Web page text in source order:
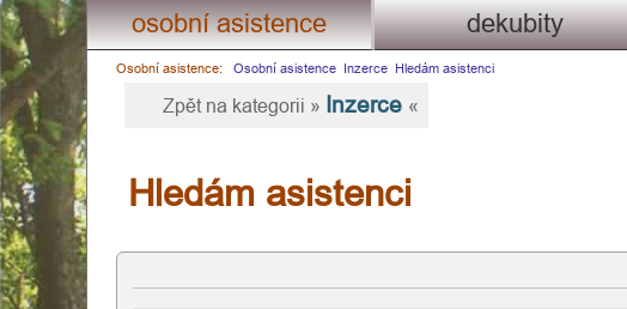
osobní asistence dekubity
Osobní asistence: Osobní asistence Inzerce Hledám asistenci
Zpět na kategorii » Inzerce «
Hledám asistenci